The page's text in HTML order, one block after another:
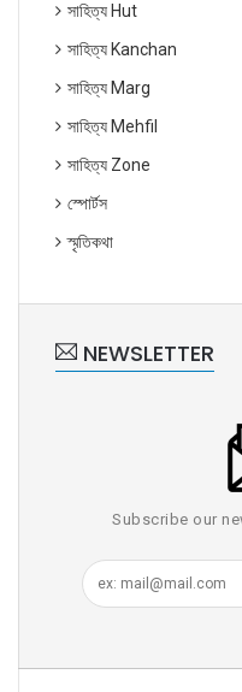
সাহিত্য Hut
সাহিত্য Kanchan
সাহিত্য Marg
সাহিত্য Mehfil
সাহিত্য Zone
স্পোর্টস
স্মৃতিকথা
NEWSLETTER
Subscribe our